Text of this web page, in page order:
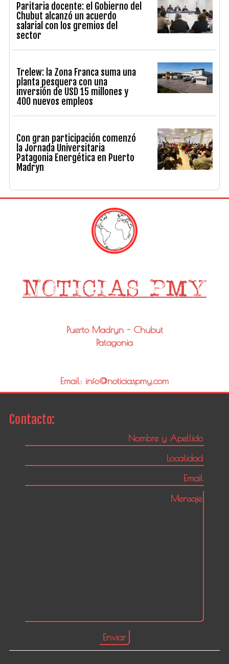
Paritaria docente: el Gobierno del
Chubut alcanzó un acuerdo
salarial con los gremios del
sector
Trelew: la Zona Franca suma una
planta pesquera con una
inversión de USD 15 millones y
400 nuevos empleos
Con gran participación comenzó
la Jornada Universitaria
Patagonia Energética en Puerto
Madryn
Puerto Madryn - Chubut
Patagonia
Email: info@noticiaspmy.com
Contacto: